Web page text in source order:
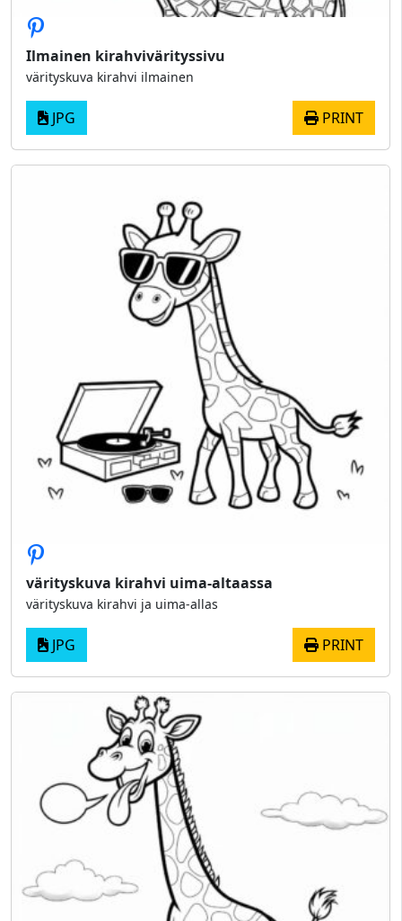
Ilmainen kirahvivärityssivu
värityskuva kirahvi ilmainen
JPG PRINT
värityskuva kirahvi uima-altaassa
värityskuva kirahvi ja uima-allas
JPG PRINT